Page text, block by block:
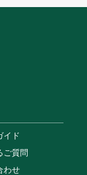
イド
ご質問
わせ